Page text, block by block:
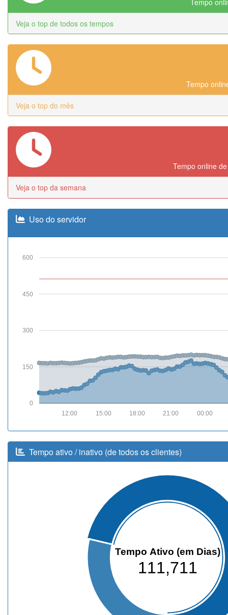
Veja o top de todos os tempos
Tempo
Veja o top do mês
Tempo online
Veja o top da semana
Uso do servidor
0
150
300
450
600
00:00
21:00
18:00
15:00
12:00
Tempo ativo / inativo (de todos os clientes)
Tempo Ativo (em Dias)
111,711